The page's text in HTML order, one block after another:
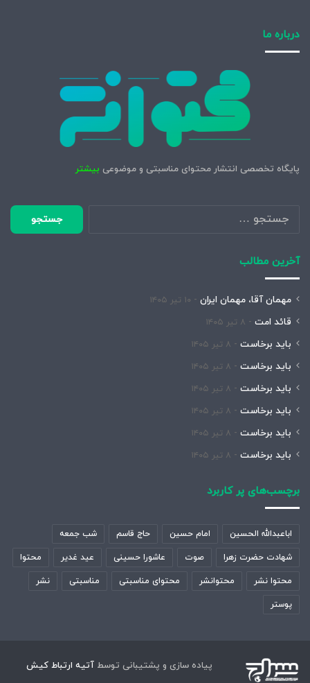
درباره ما
پایگاه تخصصی انتشار محتوای مناسبتی و موضوعی بیشتر
جستجو
برای:
آخرین مطالب
مهمان آقا، مهمان ایران ۱۰ تیر ۱۴۰۵
قائد امت ۸ تیر ۱۴۰۵
باید برخاست ۸ تیر ۱۴۰۵
باید برخاست ۸ تیر ۱۴۰۵
باید برخاست ۸ تیر ۱۴۰۵
باید برخاست ۸ تیر ۱۴۰۵
باید برخاست ۸ تیر ۱۴۰۵
باید برخاست ۸ تیر ۱۴۰۵
برچسب‌های پر کاربرد
اباعبدالله الحسین امام حسین حاج قاسم شب جمعه
شهادت حضرت زهرا صوت عاشورا حسینی عید غدیر محتوا
محتوا نشر محتوانشر محتوای مناسبتی مناسبتی نشر
پوستر
پیاده سازی و پشتیبانی توسط آتیه ارتباط کیش